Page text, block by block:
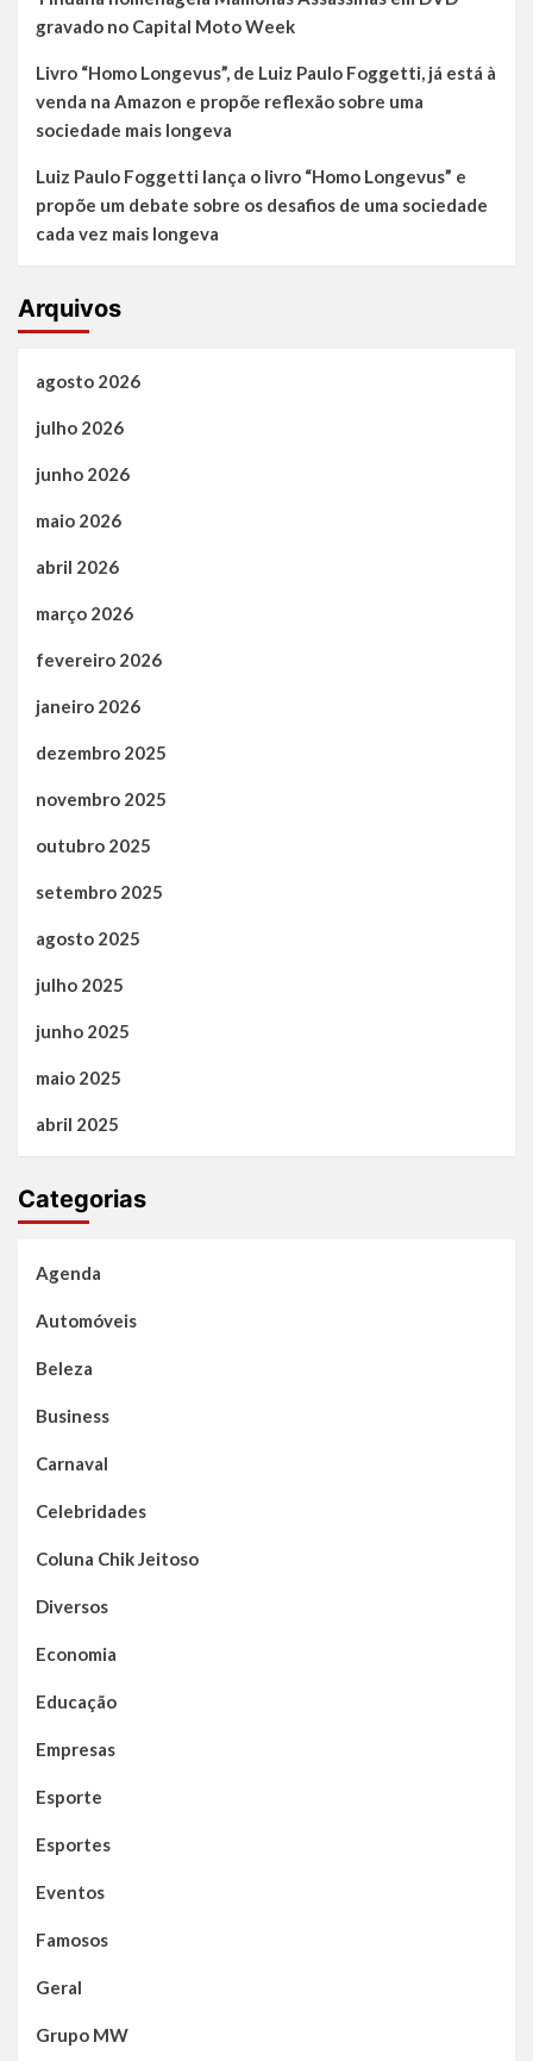
gravado no Capital Moto Week
Livro “Homo Longevus”, de Luiz Paulo Foggetti, já está à
venda na Amazon e propõe reflexão sobre uma
sociedade mais longeva
Luiz Paulo Foggetti lança o livro “Homo Longevus” e
propõe um debate sobre os desafios de uma sociedade
cada vez mais longeva
Arquivos
agosto 2026
julho 2026
junho 2026
maio 2026
abril 2026
março 2026
fevereiro 2026
janeiro 2026
dezembro 2025
novembro 2025
outubro 2025
setembro 2025
agosto 2025
julho 2025
junho 2025
maio 2025
abril 2025
Categorias
Agenda
Automóveis
Beleza
Business
Carnaval
Celebridades
Coluna Chik Jeitoso
Diversos
Economia
Educação
Empresas
Esporte
Esportes
Eventos
Famosos
Geral
Grupo MW